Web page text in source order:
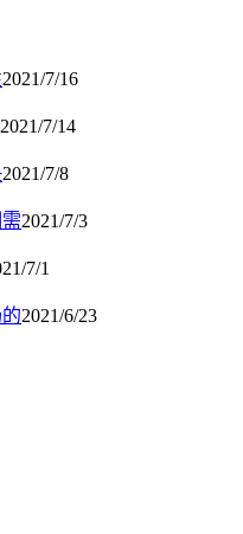
2021/7/16
2021/7/14
2021/7/8
2021/7/3
7/1
2021/6/23